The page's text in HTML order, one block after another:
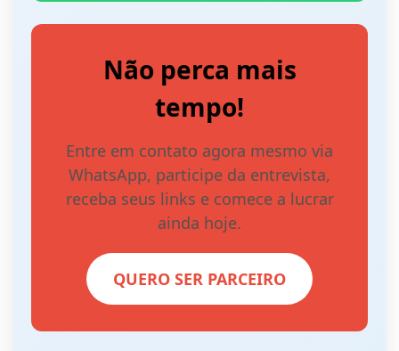
Não perca mais
tempo!
Entre em contato agora mesmo via
WhatsApp, participe da entrevista,
receba seus links e comece a lucrar
ainda hoje.
QUERO SER PARCEIRO